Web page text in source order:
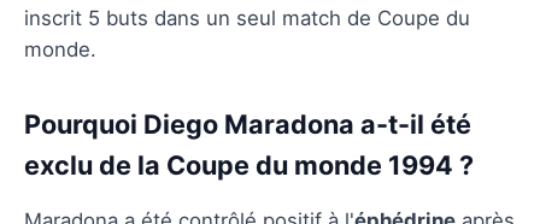
inscrit 5 buts dans un seul match de Coupe du
monde.
Pourquoi Diego Maradona a-t-il été
exclu de la Coupe du monde 1994 ?